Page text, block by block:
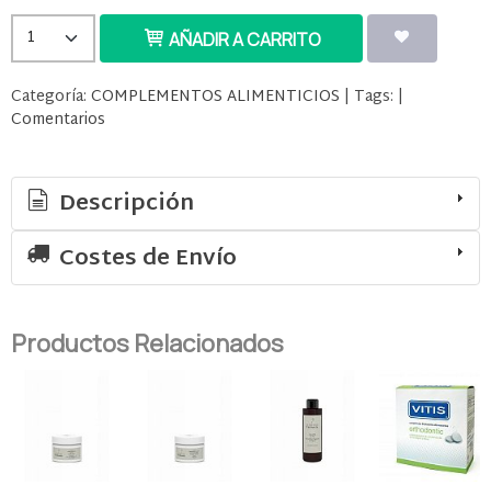
AÑADIR A CARRITO
Categoría: COMPLEMENTOS ALIMENTICIOS | Tags: |
Comentarios
Descripción
Costes de Envío
Productos Relacionados